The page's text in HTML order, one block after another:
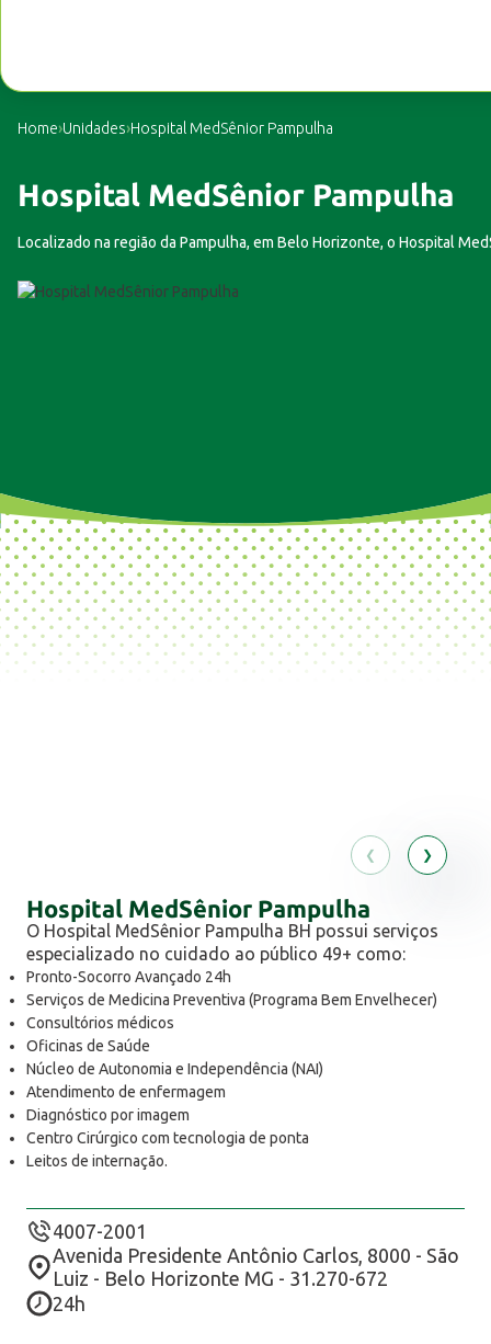
Home›Unidades›Hospital MedSênior Pampulha
Hospital MedSênior Pampulha
Localizado na região da Pampulha, em Belo Horizonte, o Hospital
Hospital MedSênior Pampulha
O Hospital MedSênior Pampulha BH possui serviços
especializado no cuidado ao público 49+ como:
Pronto-Socorro Avançado 24h
Serviços de Medicina Preventiva (Programa Bem Envelhecer)
Consultórios médicos
Oficinas de Saúde
Núcleo de Autonomia e Independência (NAI)
Atendimento de enfermagem
Diagnóstico por imagem
Centro Cirúrgico com tecnologia de ponta
Leitos de internação.
4007-2001
Avenida Presidente Antônio Carlos, 8000 - São
Luiz - Belo Horizonte MG - 31.270-672
24h